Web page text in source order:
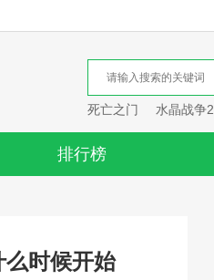
死亡之门 水晶战争2
排行榜
时候开始